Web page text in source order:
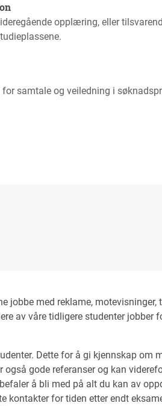
opplæring, eller
samtale og veiledning i
jobbe med reklame, motevisninger,
av våre tidligere studenter jobber
Dette for å gi kjennskap om
gode referanser og kan
å bli med på alt du kan av
kontakter for tiden etter endt